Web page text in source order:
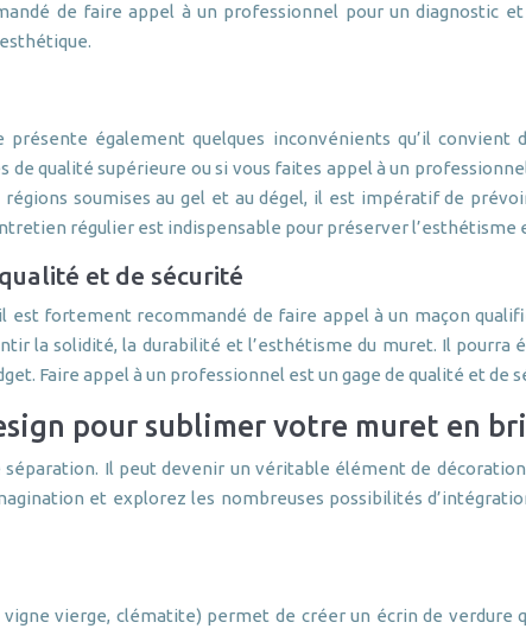
de faire appel à un professionnel pour un diagnostic
également quelques inconvénients qu’il
qualité supérieure ou si vous faites appel à un
soumises au gel et au dégel, il est impératif de
régulier est indispensable pour préserver l’esthétisme
et de sécurité
est fortement recommandé de faire appel à un maçon
la solidité, la durabilité et l’esthétisme du muret. Il
Faire appel à un professionnel est un gage de qualité et de
pour sublimer votre muret en
Il peut devenir un véritable élément de
et explorez les nombreuses possibilités
vierge, clématite) permet de créer un écrin de verdure